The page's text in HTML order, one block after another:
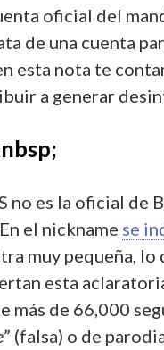
oficial del
de una cuenta
esta nota te
a generar
no es la oficial de
el nickname se
muy pequeña,
esta
más de 66,000
” (falsa) o de